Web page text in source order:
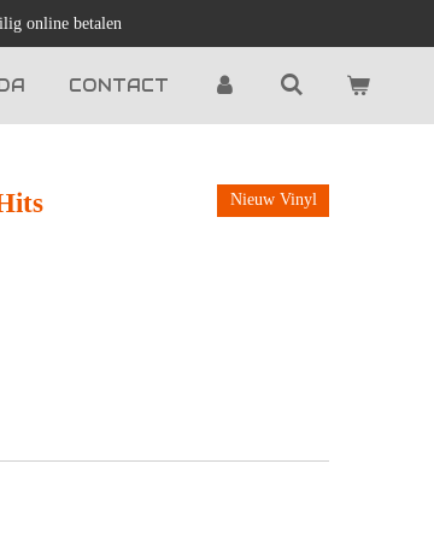
online betalen
CONTACT
Nieuw Vinyl